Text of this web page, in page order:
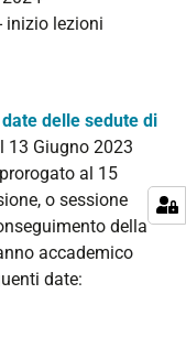
inizio lezioni
date delle sedute di
13 Giugno 2023
al 15
o sessione
della
accademico
date: